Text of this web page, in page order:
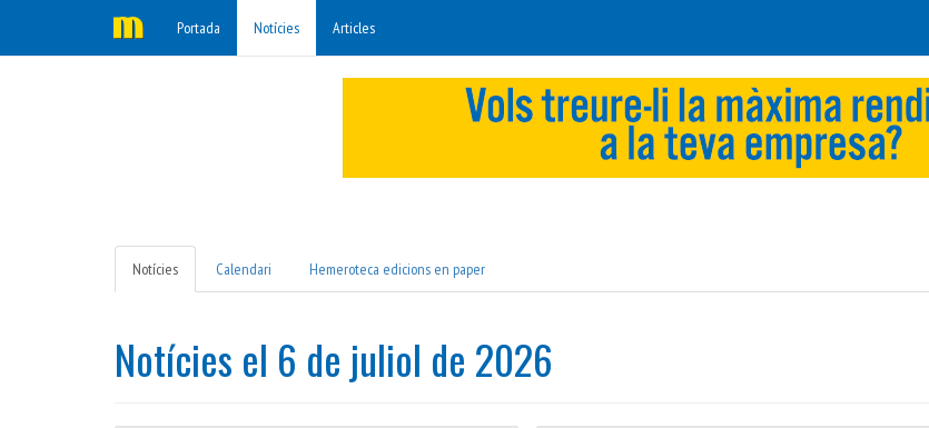
Portada Notícies Articles
Notícies Calendari Hemeroteca edicions en paper
Notícies el 6 de juliol de 2026